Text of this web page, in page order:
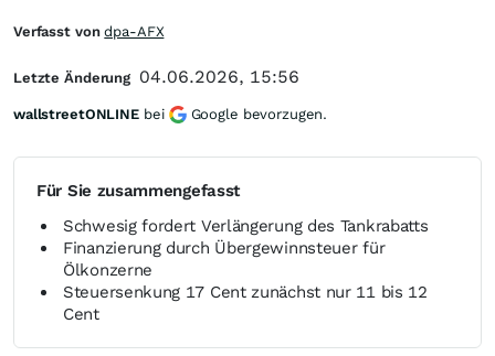
Für Sie zusammengefasst
Schwesig fordert Verlängerung des Tankrabatts
Finanzierung durch Übergewinnsteuer für
Ölkonzerne
Steuersenkung 17 Cent zunächst nur 11 bis 12
Cent
Verfasst vondpa-AFX
Letzte Änderung 04.06.2026, 15:56
wallstreetONLINE bei Google bevorzugen.